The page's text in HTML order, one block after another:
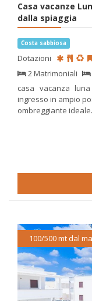
Casa vacanze
dalla spiaggia
Costa sabbiosa
Dotazioni
2 Matrimoniali
casa vacanza
ingresso in ampio
ombreggiante
100/500 mt dal